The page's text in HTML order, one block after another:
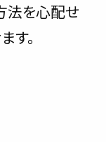
法を心配せ
す。